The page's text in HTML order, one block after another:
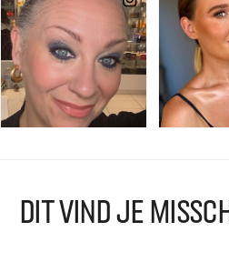
DIT VIND JE